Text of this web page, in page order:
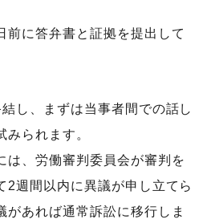
前に答弁書と証拠を提出して
し、まずは当事者間での話し
られます。
は、労働審判委員会が審判を
2週間以内に異議が申し立てら
があれば通常訴訟に移行しま